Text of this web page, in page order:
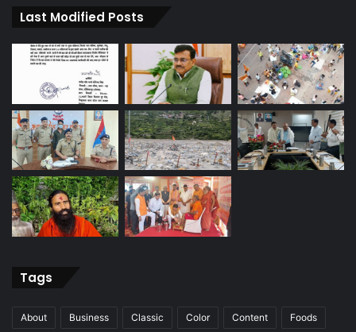
Last Modified Posts
Tags
About Business Classic Color Content Foods